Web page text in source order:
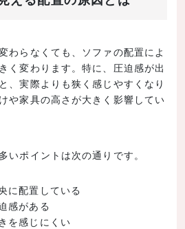
わらなくても、ソファの配置によ
く変わります。特に、圧迫感が出
、実際よりも狭く感じやすくなり
や家具の高さが大きく影響してい
いポイントは次の通りです。
に配置している
感がある
を感じにくい